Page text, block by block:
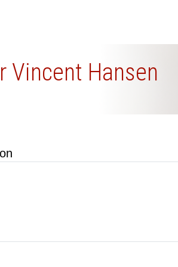
Vincent Hansen